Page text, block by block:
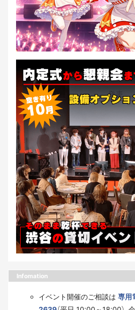
Infomation
イベント開催のご相談は 専用